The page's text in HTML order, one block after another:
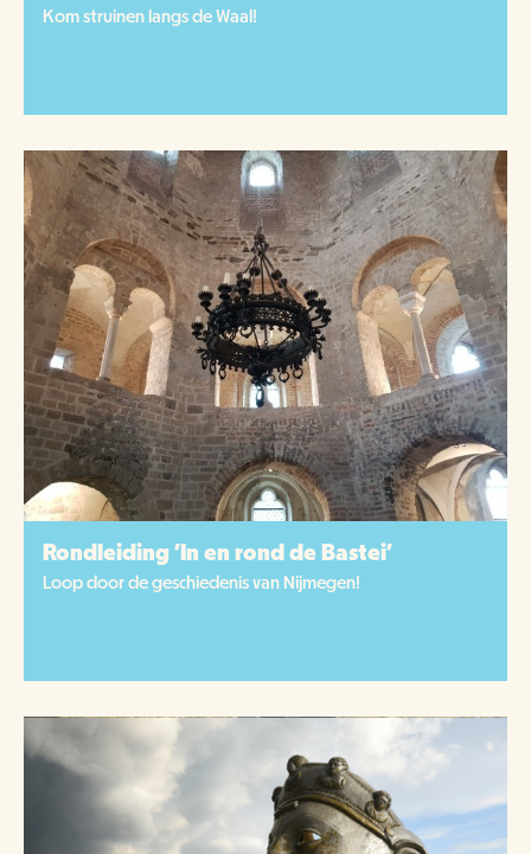
Kom struinen langs de Waal!
Rondleiding 'In en rond de Bastei'
Loop door de geschiedenis van Nijmegen!